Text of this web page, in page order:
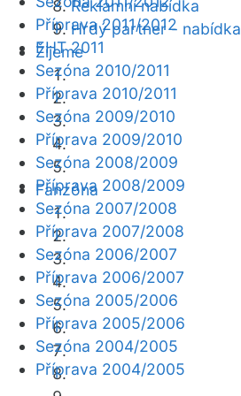
Reklamní nabídka
Hrdý partner - nabídka
Žijeme
Fanzóna
Příprava 2011/2012
EHT 2011
Sezóna 2010/2011
Příprava 2010/2011
Sezóna 2009/2010
Příprava 2009/2010
Sezóna 2008/2009
Příprava 2008/2009
Sezóna 2007/2008
Příprava 2007/2008
Sezóna 2006/2007
Příprava 2006/2007
Sezóna 2005/2006
Příprava 2005/2006
Sezóna 2004/2005
Příprava 2004/2005